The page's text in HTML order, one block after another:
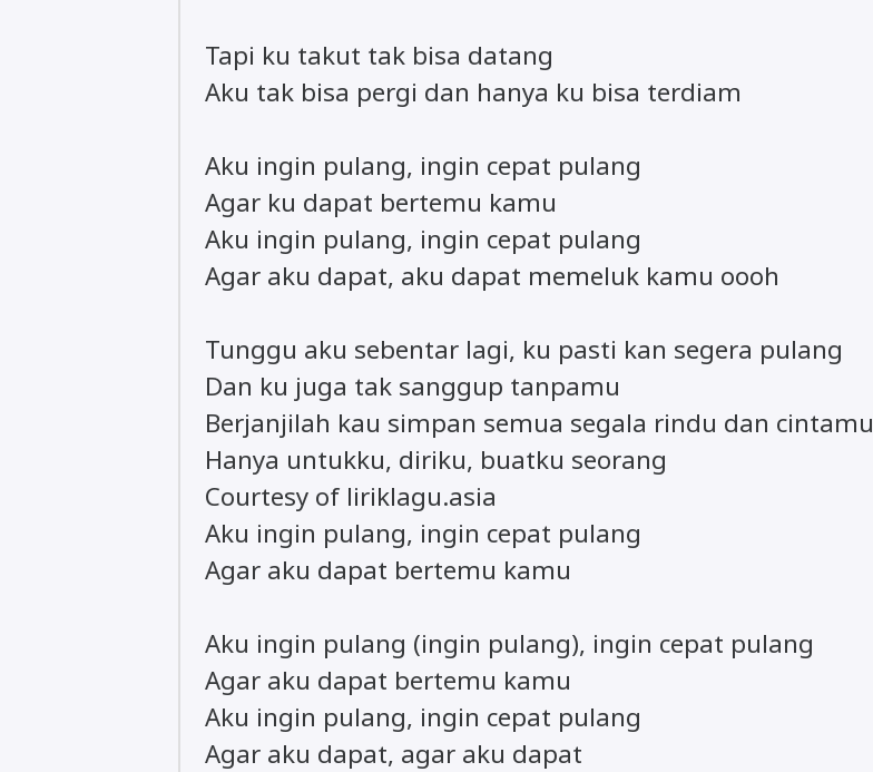
Tapi ku takut tak bisa datang
Aku tak bisa pergi dan hanya ku bisa terdiam
Aku ingin pulang, ingin cepat pulang
Agar ku dapat bertemu kamu
Aku ingin pulang, ingin cepat pulang
Agar aku dapat, aku dapat memeluk kamu oooh
Tunggu aku sebentar lagi, ku pasti kan segera pulang
Dan ku juga tak sanggup tanpamu
Berjanjilah kau simpan semua segala rindu dan cintamu
Hanya untukku, diriku, buatku seorang
Courtesy of liriklagu.asia
Aku ingin pulang, ingin cepat pulang
Agar aku dapat bertemu kamu
Aku ingin pulang (ingin pulang), ingin cepat pulang
Agar aku dapat bertemu kamu
Aku ingin pulang, ingin cepat pulang
Agar aku dapat, agar aku dapat